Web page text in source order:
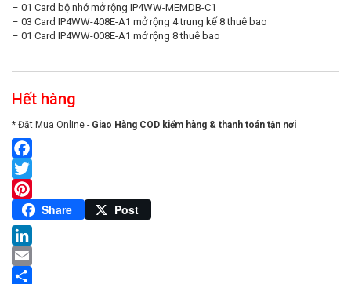
– 01 Card bộ nhớ mở rộng IP4WW-MEMDB-C1
– 03 Card IP4WW-408E-A1 mở rộng 4 trung kế 8 thuê bao
– 01 Card IP4WW-008E-A1 mở rộng 8 thuê bao
Hết hàng
* Đặt Mua Online - Giao Hàng COD kiểm hàng & thanh toán tận nơi
Facebook
Twitter
Pinterest
Share Post
LinkedIn
Email